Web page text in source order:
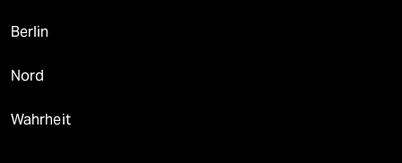
Berlin
Nord
Wahrheit